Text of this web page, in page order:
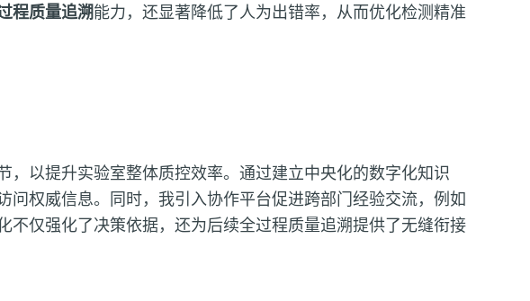
程质量追溯能力，还显著降低了人为出错率，从而优化检测精准
，以提升实验室整体质控效率。通过建立中央化的数字化知识
权威信息。同时，我引入协作平台促进跨部门经验交流，例如
仅强化了决策依据，还为后续全过程质量追溯提供了无缝衔接